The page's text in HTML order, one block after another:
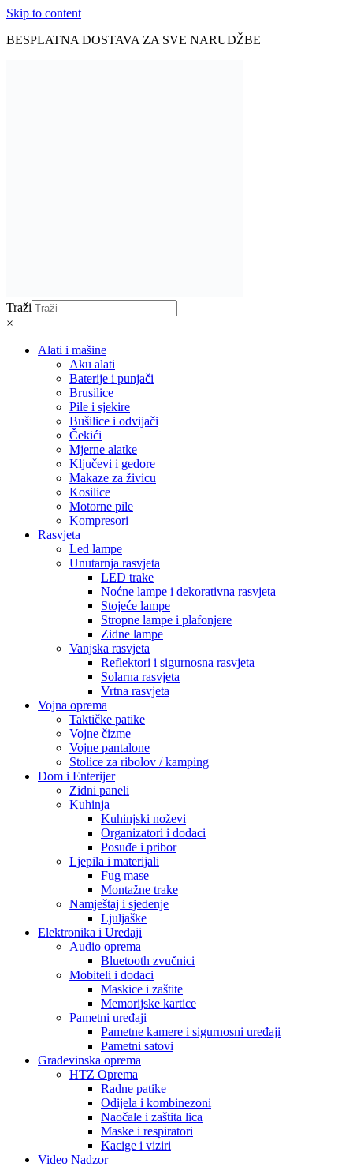
Skip to content
BESPLATNA DOSTAVA ZA SVE NARUDŽBE
Traži
×
Alati i mašine
Aku alati
Baterije i punjači
Brusilice
Pile i sjekire
Bušilice i odvijači
Čekići
Mjerne alatke
Ključevi i gedore
Makaze za živicu
Kosilice
Motorne pile
Kompresori
Rasvjeta
Led lampe
Unutarnja rasvjeta
LED trake
Noćne lampe i dekorativna rasvjeta
Stojeće lampe
Stropne lampe i plafonjere
Zidne lampe
Vanjska rasvjeta
Reflektori i sigurnosna rasvjeta
Solarna rasvjeta
Vrtna rasvjeta
Vojna oprema
Taktičke patike
Vojne čizme
Vojne pantalone
Stolice za ribolov / kamping
Dom i Enterijer
Zidni paneli
Kuhinja
Kuhinjski noževi
Organizatori i dodaci
Posuđe i pribor
Ljepila i materijali
Fug mase
Montažne trake
Namještaj i sjedenje
Ljuljaške
Elektronika i Uređaji
Audio oprema
Bluetooth zvučnici
Mobiteli i dodaci
Maskice i zaštite
Memorijske kartice
Pametni uređaji
Pametne kamere i sigurnosni uređaji
Pametni satovi
Građevinska oprema
HTZ Oprema
Radne patike
Odijela i kombinezoni
Naočale i zaštita lica
Maske i respiratori
Kacige i viziri
Video Nadzor